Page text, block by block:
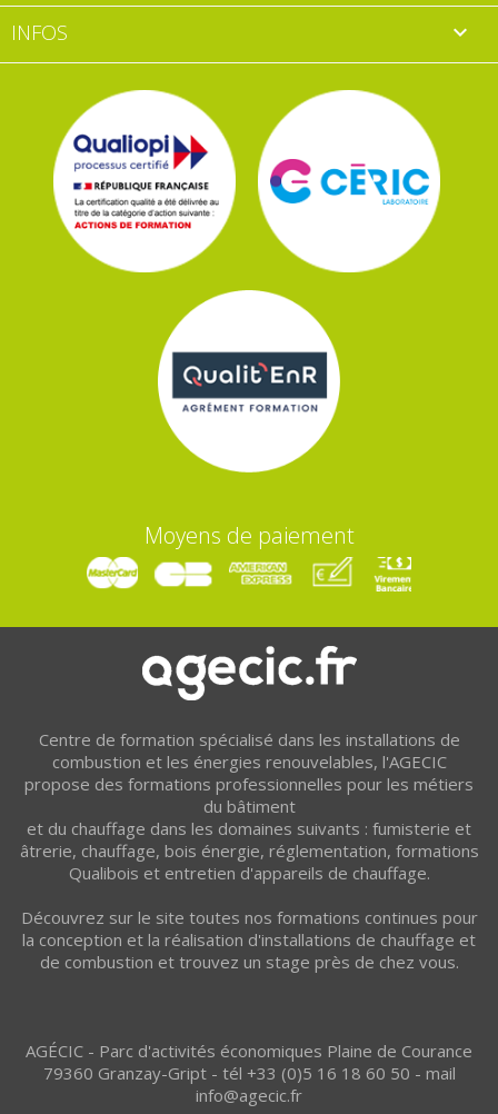
INFOS 
Moyens de paiement
Centre de formation spécialisé dans les installations de
combustion et les énergies renouvelables, l'AGECIC
propose des formations professionnelles pour les métiers
du bâtiment
et du chauffage dans les domaines suivants : fumisterie et
âtrerie, chauffage, bois énergie, réglementation, formations
Qualibois et entretien d'appareils de chauffage.
Découvrez sur le site toutes nos formations continues pour
la conception et la réalisation d'installations de chauffage et
de combustion et trouvez un stage près de chez vous.
AGÉCIC - Parc d'activités économiques Plaine de Courance
79360 Granzay-Gript - tél +33 (0)5 16 18 60 50 - mail
info@agecic.fr